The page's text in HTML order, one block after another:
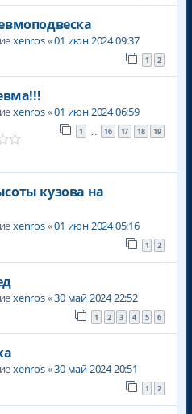
xenros«01 июн 2024 09:37
1 2
xenros«01 июн 2024 06:59
1 … 16 17 18 19
кузова на
xenros«01 июн 2024 05:16
1 2
xenros«30 май 2024 22:52
1 2 3 4 5 6
xenros«30 май 2024 20:51
1 2